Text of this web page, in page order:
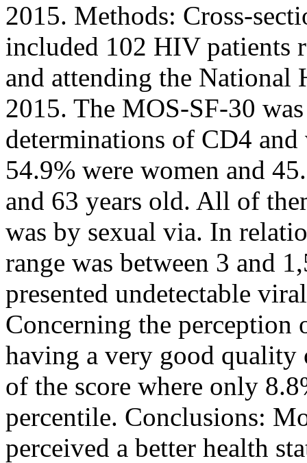
2015. Methods: Cross-
included 102 HIV patients
and attending the
2015. The MOS-SF-30
determinations of CD4
54.9% were women and
and 63 years old. All of
was by sexual via. In
range was between 3 and
presented undetectable
Concerning the
having a very good
of the score where only
percentile. Conclusions:
perceived a better health